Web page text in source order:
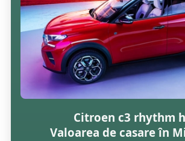
Citroen c3 rhythm
Valoarea de casare în